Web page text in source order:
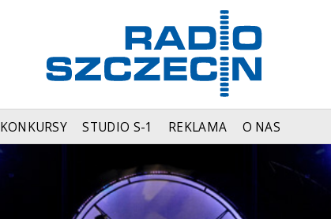
KONKURSY STUDIO S-1 REKLAMA O NAS